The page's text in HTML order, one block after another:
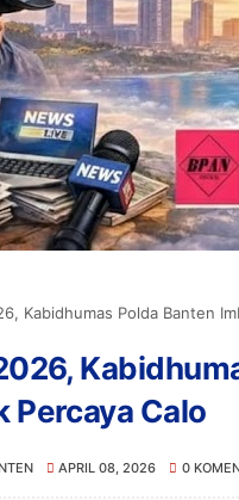
Kabidhumas Polda Banten
Percaya Calo
APRIL 08, 2026 0